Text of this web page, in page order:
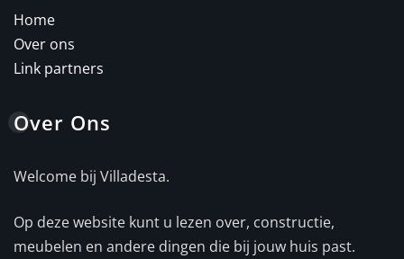
Home
Over ons
Link partners
Over Ons
Welcome bij Villadesta.
Op deze website kunt u lezen over, constructie,
meubelen en andere dingen die bij jouw huis past.